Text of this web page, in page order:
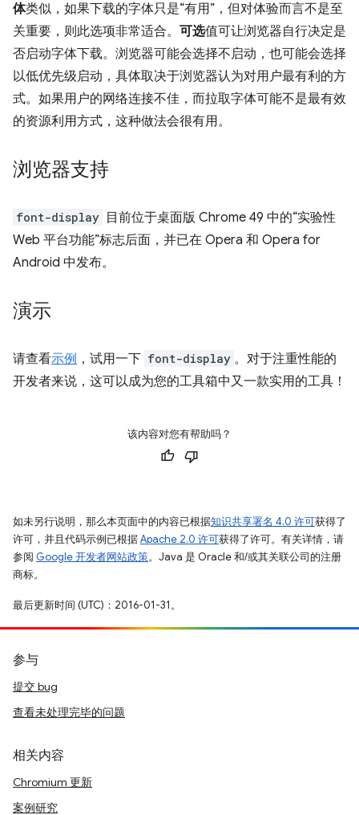
体类似，如果下载的字体只是“有用”，但对体验而言不是至
关重要，则此选项非常适合。 可选值可让浏览器自行决定是
否启动字体下载。浏览器可能会选择不启动，也可能会选择
以低优先级启动，具体取决于浏览器认为对用户最有利的方
式。如果用户的网络连接不佳，而拉取字体可能不是最有效
的资源利用方式，这种做法会很有用。
浏览器支持
font-display 目前位于桌面版 Chrome 49 中的“实验性
Web 平台功能”标志后面，并已在 Opera 和 Opera for
Android 中发布。
演示
请查看示例 ，试用一下 font-display 。对于注重性能的
开发者来说，这可以成为您的工具箱中又一款实用的工具！
该内容对您有帮助吗？
如未另行说明，那么本页面中的内容已根据知识共享署名 4.0 许可获得了
许可，并且代码示例已根据Apache 2.0 许可获得了许可。有关详情，请
参阅 Google 开发者网站政策。Java 是 Oracle 和/或其关联公司的注册
商标。
最后更新时间 (UTC)：2016-01-31。
参与
提交 bug
查看未处理完毕的问题
相关内容
Chromium 更新
案例研究